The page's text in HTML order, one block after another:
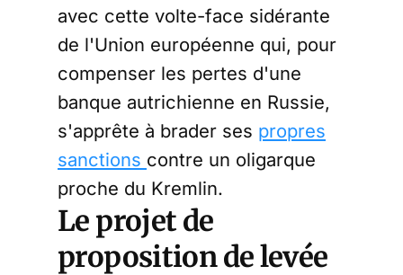
avec cette volte-face sidérante
de l'Union européenne qui, pour
compenser les pertes d'une
banque autrichienne en Russie,
s'apprête à brader ses propres
sanctions contre un oligarque
proche du Kremlin.
Le projet de
proposition de levée